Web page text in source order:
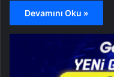
Devamını Oku »